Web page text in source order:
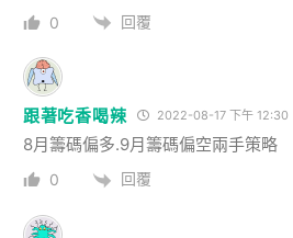
0 回覆
跟著吃香喝辣 2022-08-17 下午 12:30
8月籌碼偏多.9月籌碼偏空兩手策略
0 回覆